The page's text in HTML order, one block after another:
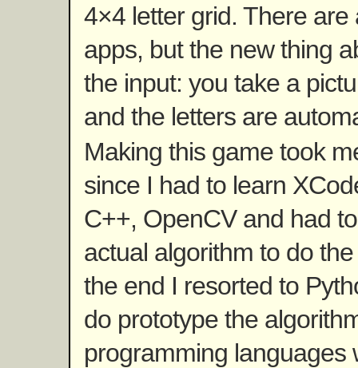
4×4 letter grid. There
apps, but the new thing
the input: you take a
and the letters are
Making this game took
since I had to learn
C++, OpenCV and had
actual algorithm to do
the end I resorted to
do prototype the
programming languages